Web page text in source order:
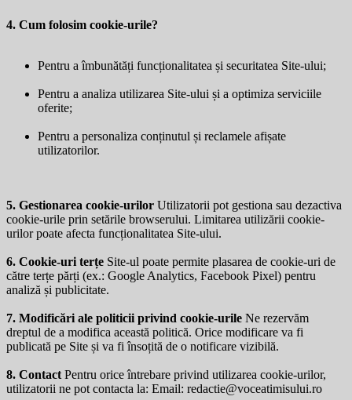
4. Cum folosim cookie-urile?
Pentru a îmbunătăți funcționalitatea și securitatea Site-ului;
Pentru a analiza utilizarea Site-ului și a optimiza serviciile
oferite;
Pentru a personaliza conținutul și reclamele afișate
utilizatorilor.
5. Gestionarea cookie-urilor Utilizatorii pot gestiona sau dezactiva
cookie-urile prin setările browserului. Limitarea utilizării cookie-
urilor poate afecta funcționalitatea Site-ului.
6. Cookie-uri terțe Site-ul poate permite plasarea de cookie-uri de
către terțe părți (ex.: Google Analytics, Facebook Pixel) pentru
analiză și publicitate.
7. Modificări ale politicii privind cookie-urile Ne rezervăm
dreptul de a modifica această politică. Orice modificare va fi
publicată pe Site și va fi însoțită de o notificare vizibilă.
8. Contact Pentru orice întrebare privind utilizarea cookie-urilor,
utilizatorii ne pot contacta la: Email: redactie@voceatimisului.ro